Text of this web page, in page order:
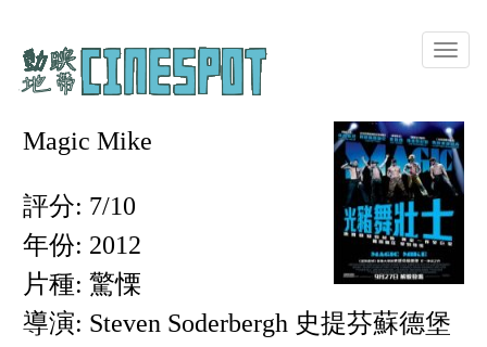
Toggle
Magic Mike
評分: 7/10
年份: 2012
片種: 驚慄
導演: Steven Soderbergh 史提芬蘇德堡